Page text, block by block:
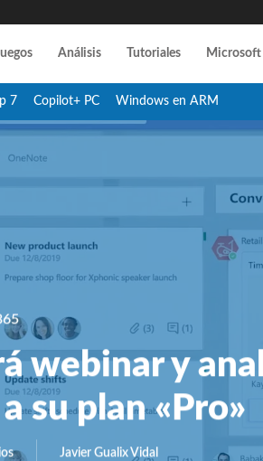
Análisis Tutoriales Microsoft
7 Copilot+ PC Windows en ARM
webinar y
su plan «Pro»
Javier Gualix Vidal